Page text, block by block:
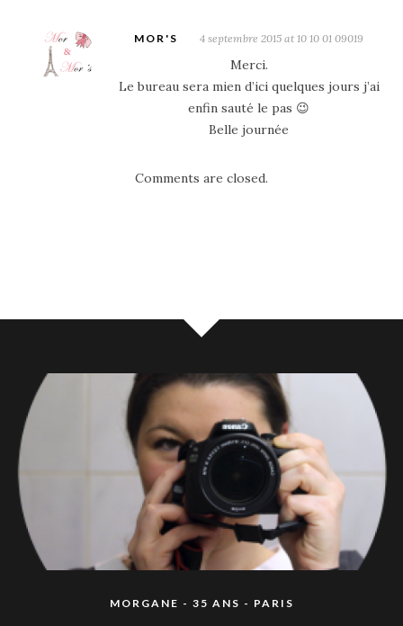
MOR'S 4 septembre 2015 at 10 10 01 09019
Merci.
Le bureau sera mien d’ici quelques jours j’ai
enfin sauté le pas 😉
Belle journée
Comments are closed.
MORGANE - 35 ANS - PARIS